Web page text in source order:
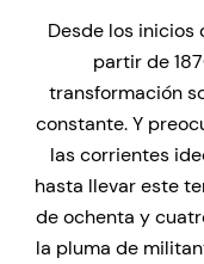
Desde los inicios
partir de
transformación
constante. Y
las corrientes
hasta llevar este
de ochenta y
la pluma de